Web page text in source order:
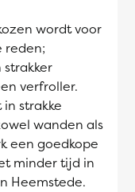
wordt voor
reden;
verfroller.
strakke
wanden als
een goedkope
minder tijd in
Heemstede.